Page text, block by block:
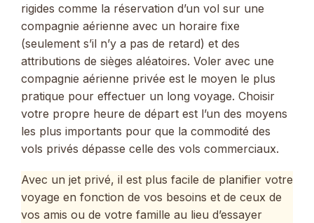
rigides comme la réservation d’un vol sur une
compagnie aérienne avec un horaire fixe
(seulement s’il n’y a pas de retard) et des
attributions de sièges aléatoires. Voler avec une
compagnie aérienne privée est le moyen le plus
pratique pour effectuer un long voyage. Choisir
votre propre heure de départ est l’un des moyens
les plus importants pour que la commodité des
vols privés dépasse celle des vols commerciaux.
Avec un jet privé, il est plus facile de planifier votre
voyage en fonction de vos besoins et de ceux de
vos amis ou de votre famille au lieu d’essayer